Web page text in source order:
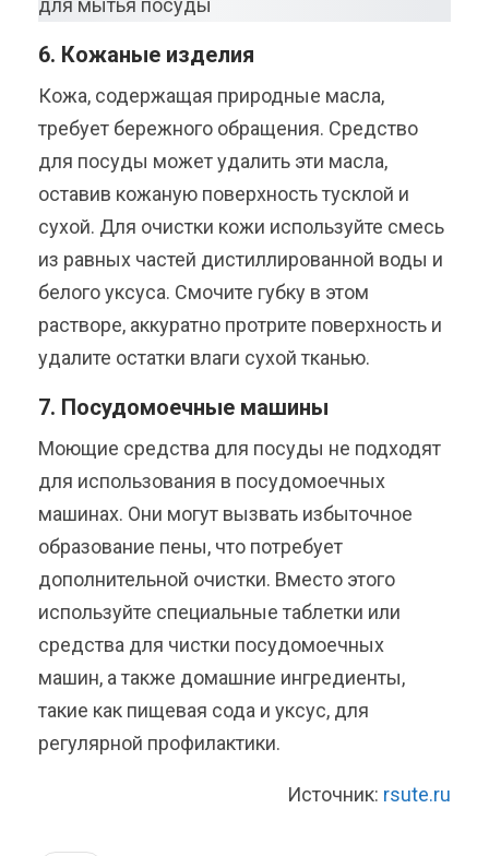
6. Кожаные изделия
Кожа, содержащая природные масла,
требует бережного обращения. Средство
для посуды может удалить эти масла,
оставив кожаную поверхность тусклой и
сухой. Для очистки кожи используйте смесь
из равных частей дистиллированной воды и
белого уксуса. Смочите губку в этом
растворе, аккуратно протрите поверхность и
удалите остатки влаги сухой тканью.
7. Посудомоечные машины
Моющие средства для посуды не подходят
для использования в посудомоечных
машинах. Они могут вызвать избыточное
образование пены, что потребует
дополнительной очистки. Вместо этого
используйте специальные таблетки или
средства для чистки посудомоечных
машин, а также домашние ингредиенты,
такие как пищевая сода и уксус, для
регулярной профилактики.
Источник: rsute.ru